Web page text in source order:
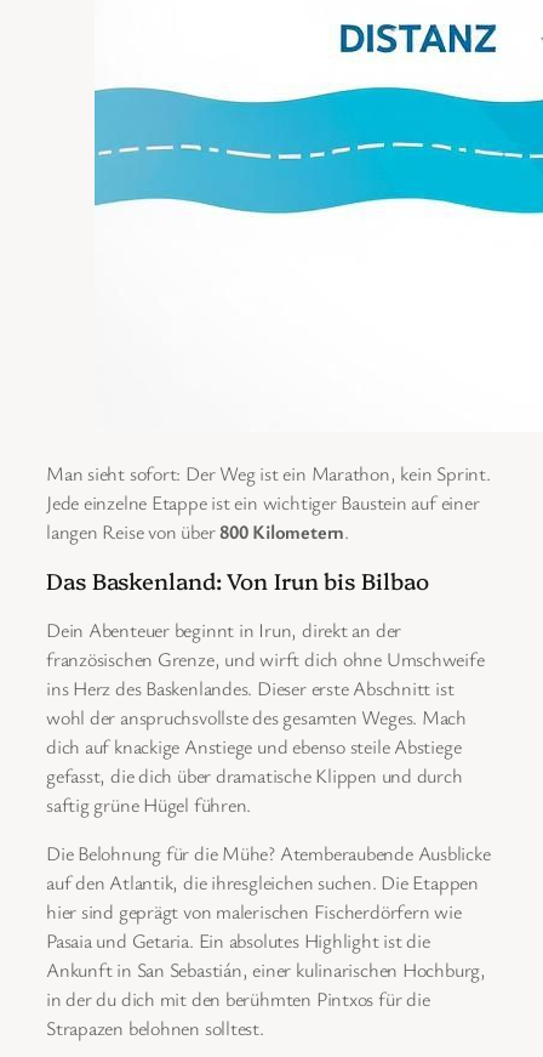
Man sieht sofort: Der Weg ist ein Marathon, kein Sprint.
Jede einzelne Etappe ist ein wichtiger Baustein auf einer
langen Reise von über800 Kilometern.
Das Baskenland: Von Irun bis Bilbao
Dein Abenteuer beginnt in Irun, direkt an der
französischen Grenze, und wirft dich ohne Umschweife
ins Herz des Baskenlandes. Dieser erste Abschnitt ist
wohl der anspruchsvollste des gesamten Weges. Mach
dich auf knackige Anstiege und ebenso steile Abstiege
gefasst, die dich über dramatische Klippen und durch
saftig grüne Hügel führen.
Die Belohnung für die Mühe? Atemberaubende Ausblicke
auf den Atlantik, die ihresgleichen suchen. Die Etappen
hier sind geprägt von malerischen Fischerdörfern wie
Pasaia und Getaria. Ein absolutes Highlight ist die
Ankunft in San Sebastián, einer kulinarischen Hochburg,
in der du dich mit den berühmten Pintxos für die
Strapazen belohnen solltest.